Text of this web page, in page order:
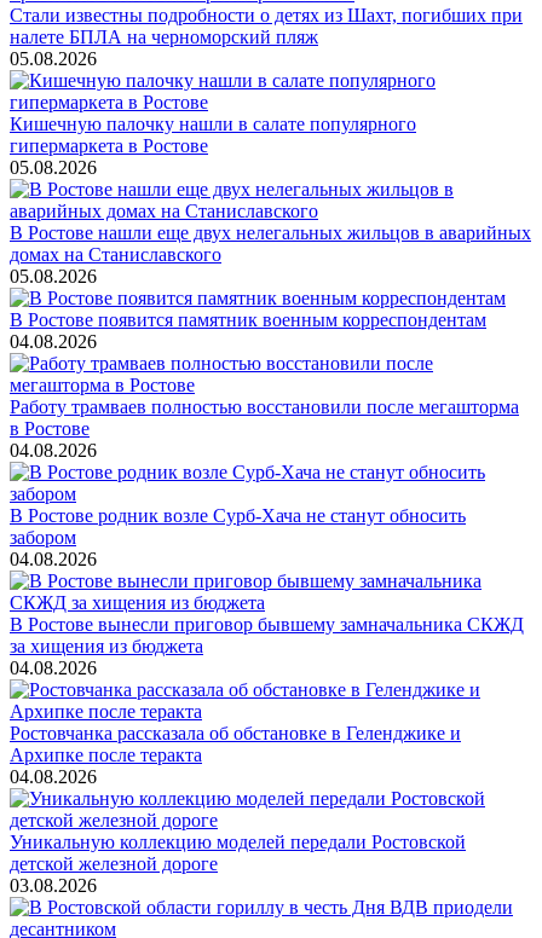
Стали известны подробности о детях из Шахт, погибших при
налете БПЛА на черноморский пляж
05.08.2026
Кишечную палочку нашли в салате популярного
гипермаркета в Ростове
05.08.2026
В Ростове нашли еще двух нелегальных жильцов в аварийных
домах на Станиславского
05.08.2026
В Ростове появится памятник военным корреспондентам
04.08.2026
Работу трамваев полностью восстановили после мегашторма
в Ростове
04.08.2026
В Ростове родник возле Сурб-Хача не станут обносить
забором
04.08.2026
В Ростове вынесли приговор бывшему замначальника СКЖД
за хищения из бюджета
04.08.2026
Ростовчанка рассказала об обстановке в Геленджике и
Архипке после теракта
04.08.2026
Уникальную коллекцию моделей передали Ростовской
детской железной дороге
03.08.2026